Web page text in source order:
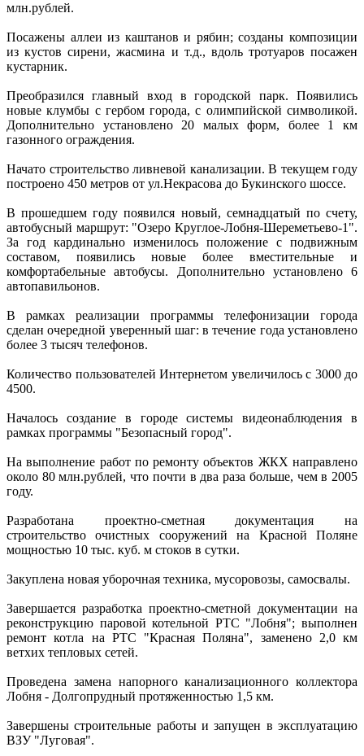
млн.рублей.
Посажены аллеи из каштанов и рябин; созданы композиции
из кустов сирени, жасмина и т.д., вдоль тротуаров посажен
кустарник.
Преобразился главный вход в городской парк. Появились
новые клумбы с гербом города, с олимпийской символикой.
Дополнительно установлено 20 малых форм, более 1 км
газонного ограждения.
Начато строительство ливневой канализации. В текущем году
построено 450 метров от ул.Некрасова до Букинского шоссе.
В прошедшем году появился новый, семнадцатый по счету,
автобусный маршрут: "Озеро Круглое-Лобня-Шереметьево-1".
За год кардинально изменилось положение с подвижным
составом, появились новые более вместительные и
комфортабельные автобусы. Дополнительно установлено 6
автопавильонов.
В рамках реализации программы телефонизации города
сделан очередной уверенный шаг: в течение года установлено
более 3 тысяч телефонов.
Количество пользователей Интернетом увеличилось с 3000 до
4500.
Началось создание в городе системы видеонаблюдения в
рамках программы "Безопасный город".
На выполнение работ по ремонту объектов ЖКХ направлено
около 80 млн.рублей, что почти в два раза больше, чем в 2005
году.
Разработана проектно-сметная документация на
строительство очистных сооружений на Красной Поляне
мощностью 10 тыс. куб. м стоков в сутки.
Закуплена новая уборочная техника, мусоровозы, самосвалы.
Завершается разработка проектно-сметной документации на
реконструкцию паровой котельной РТС "Лобня"; выполнен
ремонт котла на РТС "Красная Поляна", заменено 2,0 км
ветхих тепловых сетей.
Проведена замена напорного канализационного коллектора
Лобня - Долгопрудный протяженностью 1,5 км.
Завершены строительные работы и запущен в эксплуатацию
ВЗУ "Луговая".